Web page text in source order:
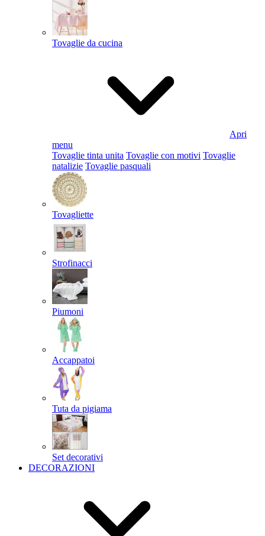
Tovaglie da cucina
Apri
menu
Tovaglie tinta unita Tovaglie con motivi Tovaglie
natalizie Tovaglie pasquali
Tovagliette
Strofinacci
Piumoni
Accappatoi
Tuta da pigiama
Set decorativi
DECORAZIONI